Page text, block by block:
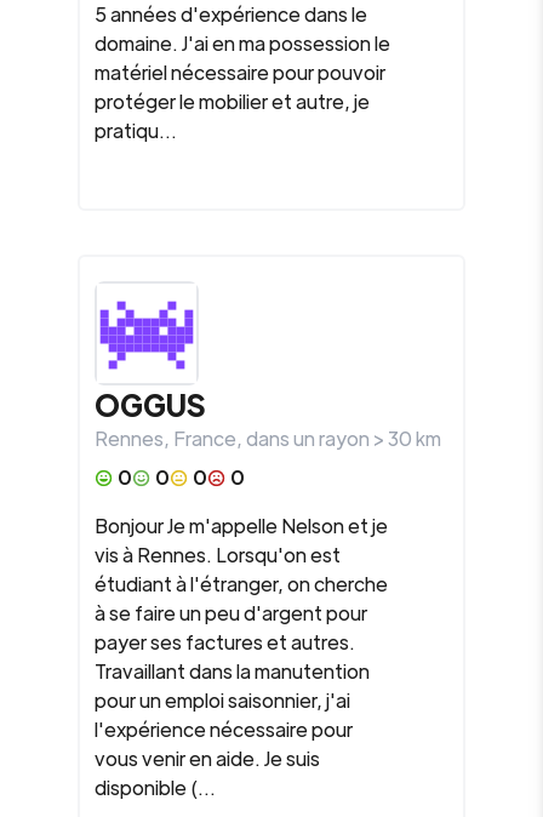
5 années d'expérience dans le
domaine. J'ai en ma possession le
matériel nécessaire pour pouvoir
protéger le mobilier et autre, je
pratiqu...
OGGUS
Rennes, France, dans un rayon >30km
0
0 0
0
Bonjour Je m'appelle Nelson et je
vis à Rennes. Lorsqu'on est
étudiant à l'étranger, on cherche
à se faire un peu d'argent pour
payer ses factures et autres.
Travaillant dans la manutention
pour un emploi saisonnier, j'ai
l'expérience nécessaire pour
vous venir en aide. Je suis
disponible (...